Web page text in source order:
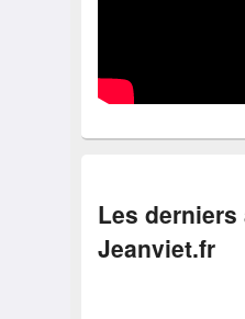
Les
Jeanviet.fr